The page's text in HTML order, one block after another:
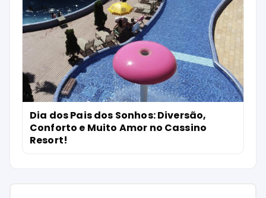
Dia dos Pais dos Sonhos: Diversão,
Conforto e Muito Amor no Cassino
Resort!